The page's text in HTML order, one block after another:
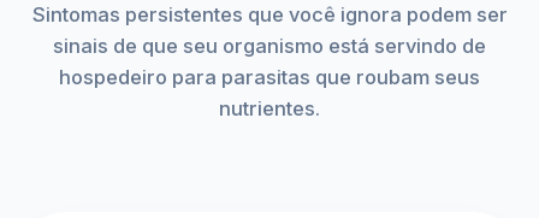
Sintomas persistentes que você ignora podem ser
sinais de que seu organismo está servindo de
hospedeiro para parasitas que roubam seus
nutrientes.